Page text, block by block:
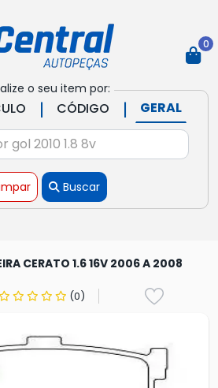
o seu item por:
| CÓDIGO | GERAL
Buscar
0
CERATO 1.6 16V 2006 A 2008
(0)